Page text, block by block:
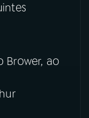
Brower, ao